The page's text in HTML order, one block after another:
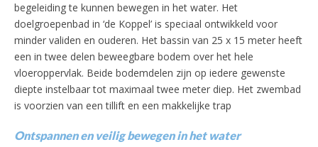
begeleiding te kunnen bewegen in het water. Het
doelgroepenbad in ‘de Koppel’ is speciaal ontwikkeld voor
minder validen en ouderen. Het bassin van 25 x 15 meter heeft
een in twee delen beweegbare bodem over het hele
vloeroppervlak. Beide bodemdelen zijn op iedere gewenste
diepte instelbaar tot maximaal twee meter diep. Het zwembad
is voorzien van een tillift en een makkelijke trap
Ontspannen en veilig bewegen in het water